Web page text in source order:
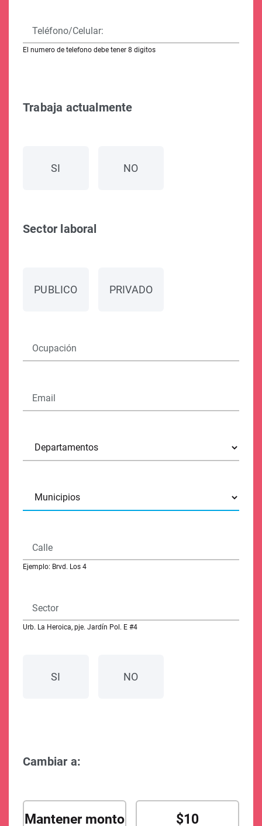
Teléfono/Celular:
El numero de telefono debe tener 8 digitos
Trabaja actualmente
SI NO
Sector laboral
PUBLICO PRIVADO
Ocupación
Email
Calle
Ejemplo: Brvd. Los 4
Sector
Urb. La Heroica, pje. Jardín Pol. E #4
SI NO
Cambiar a:
Mantener monto $10